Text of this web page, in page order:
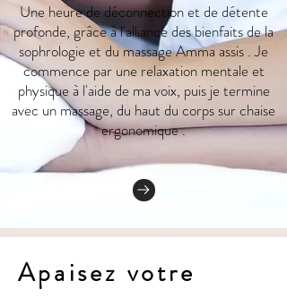
Une heure de déconnection et de détente
profonde, grâce à l'alliance des bienfaits de la
sophrologie et du massage Amma assis . Je
commence par une relaxation mentale et
physique à l'aide de ma voix, puis je termine
avec un massage, du haut du corps sur chaise
ergonomique .
Apaisez votre